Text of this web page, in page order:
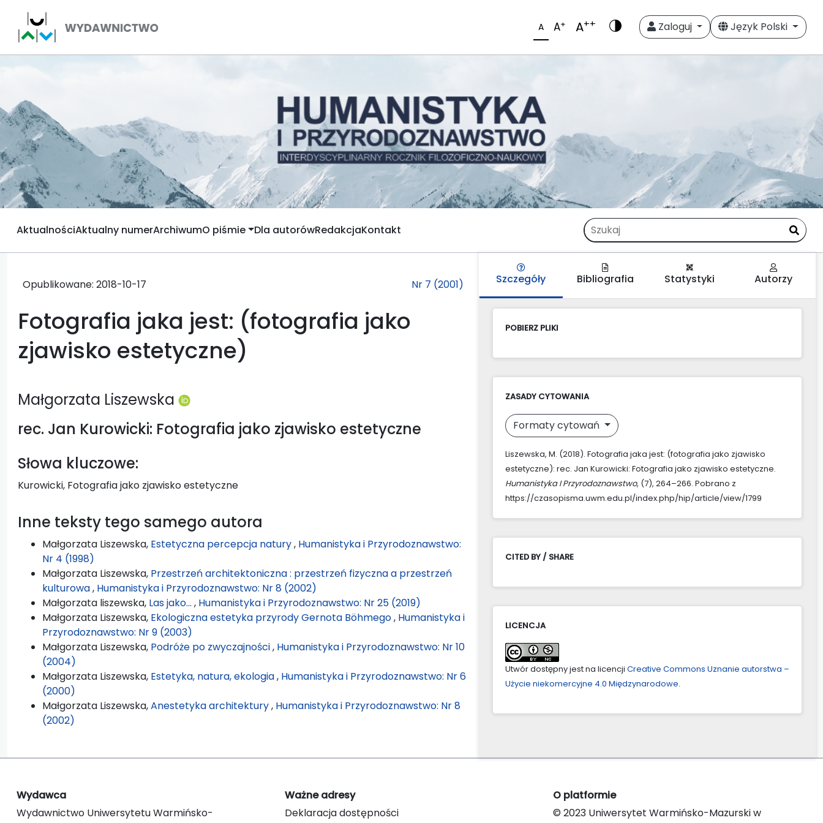
A A+ A++ Zaloguj Język Polski
AktualnościAktualny numerArchiwumO piśmie Dla autorówRedakcjaKontakt
Opublikowane: 2018-10-17 Nr 7 (2001)
Fotografia jaka jest: (fotografia jako
zjawisko estetyczne)
Małgorzata Liszewska
rec. Jan Kurowicki: Fotografia jako zjawisko estetyczne
Słowa kluczowe:
Kurowicki, Fotografia jako zjawisko estetyczne
Inne teksty tego samego autora
Małgorzata Liszewska, Estetyczna percepcja natury, Humanistyka i Przyrodoznawstwo:
Nr 4 (1998)
Małgorzata Liszewska, Przestrzeń architektoniczna : przestrzeń fizyczna a przestrzeń
kulturowa, Humanistyka i Przyrodoznawstwo: Nr 8 (2002)
Małgorzata liszewska, Las jako... , Humanistyka i Przyrodoznawstwo: Nr 25 (2019)
Małgorzata Liszewska, Ekologiczna estetyka przyrody Gernota Böhmego, Humanistyka i
Przyrodoznawstwo: Nr 9 (2003)
Małgorzata Liszewska, Podróże po zwyczajności, Humanistyka i Przyrodoznawstwo: Nr 10
(2004)
Małgorzata Liszewska, Estetyka, natura, ekologia, Humanistyka i Przyrodoznawstwo: Nr 6
(2000)
Małgorzata Liszewska,Anestetyka architektury, Humanistyka i Przyrodoznawstwo: Nr 8
(2002)
Szczegóły Bibliografia Statystyki Autorzy
POBIERZ PLIKI
ZASADY CYTOWANIA
Formaty cytowań
Liszewska, M. (2018). Fotografia jaka jest: (fotografia jako zjawisko
estetyczne): rec. Jan Kurowicki: Fotografia jako zjawisko estetyczne.
Humanistyka I Przyrodoznawstwo, (7), 264–266. Pobrano z
https://czasopisma.uwm.edu.pl/index.php/hip/article/view/1799
CITED BY / SHARE
LICENCJA
Utwór dostępny jest na licencji Creative Commons Uznanie autorstwa –
Użycie niekomercyjne 4.0 Międzynarodowe.
Wydawca
Wydawnictwo Uniwersytetu Warmińsko-
Ważne adresy
Deklaracja dostępności
O platformie
© 2023 Uniwersytet Warmińsko-Mazurski w